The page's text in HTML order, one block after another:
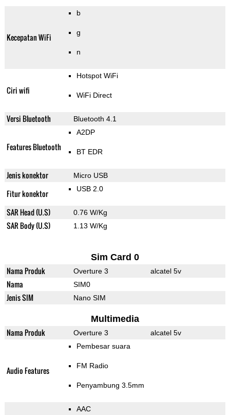
Kecepatan WiFi
b
g
n
Ciri wifi
Hotspot WiFi
WiFi Direct
Versi Bluetooth Bluetooth 4.1
Features Bluetooth
A2DP
BT EDR
Jenis konektor Micro USB
Fitur konektor USB 2.0
SAR Head (U.S) 0.76 W/Kg
SAR Body (U.S) 1.13 W/Kg
Sim Card 0
Nama Produk Overture 3 alcatel 5v
Nama SIM0
Jenis SIM Nano SIM
Multimedia
Nama Produk Overture 3 alcatel 5v
Audio Features
Pembesar suara
FM Radio
Penyambung 3.5mm
AAC